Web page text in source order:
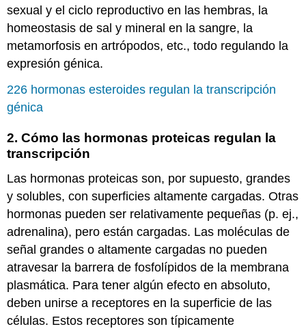
sexual y el ciclo reproductivo en las hembras, la
homeostasis de sal y mineral en la sangre, la
metamorfosis en artrópodos, etc., todo regulando la
expresión génica.
226 hormonas esteroides regulan la transcripción
génica
2. Cómo las hormonas proteicas regulan la
transcripción
Las hormonas proteicas son, por supuesto, grandes
y solubles, con superficies altamente cargadas. Otras
hormonas pueden ser relativamente pequeñas (p. ej.,
adrenalina), pero están cargadas. Las moléculas de
señal grandes o altamente cargadas no pueden
atravesar la barrera de fosfolípidos de la membrana
plasmática. Para tener algún efecto en absoluto,
deben unirse a receptores en la superficie de las
células. Estos receptores son típicamente